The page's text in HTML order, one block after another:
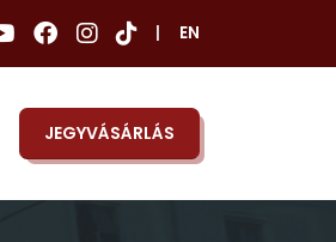
EN
JEGYVÁSÁRLÁS